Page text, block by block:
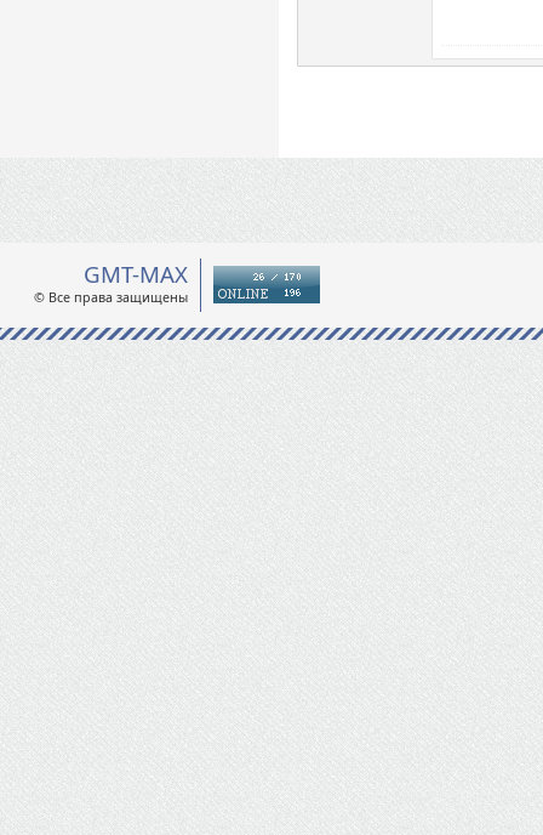
GMT-MAX
© Все права защищены